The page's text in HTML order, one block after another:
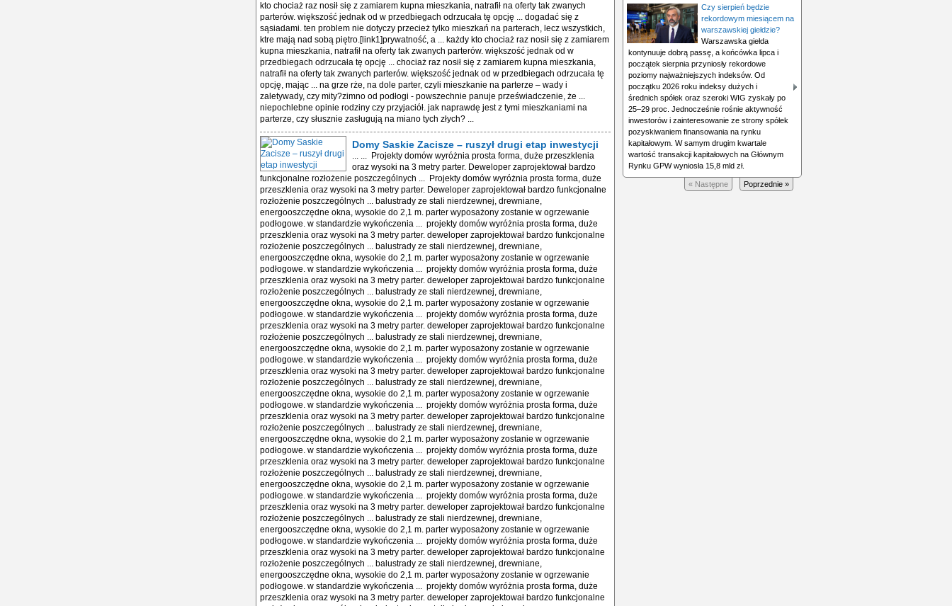
kto chociaż raz nosił się z zamiarem kupna mieszkania, natrafił na oferty tak zwanych
parterów. większość jednak od w przedbiegach odrzucała tę opcję ... dogadać się z
sąsiadami. ten problem nie dotyczy przecież tylko mieszkań na parterach, lecz wszystkich,
ktre mają nad sobą piętro.[link1]prywatność, a ... każdy kto chociaż raz nosił się z zamiarem
kupna mieszkania, natrafił na oferty tak zwanych parterów. większość jednak od w
przedbiegach odrzucała tę opcję ... chociaż raz nosił się z zamiarem kupna mieszkania,
natrafił na oferty tak zwanych parterów. większość jednak od w przedbiegach odrzucała tę
opcję, mając ... na grze rże, na dole parter, czyli mieszkanie na parterze – wady i
zaletywady, czy mity?zimno od podłogi - powszechnie panuje przeświadczenie, że ...
niepochlebne opinie rodziny czy przyjaciół. jak naprawdę jest z tymi mieszkaniami na
parterze, czy słusznie zasługują na miano tych złych? ...
Domy Saskie Zacisze – ruszył drugi etap inwestycji
... ... Projekty domów wyróżnia prosta forma, duże przeszklenia
oraz wysoki na 3 metry parter. Deweloper zaprojektował bardzo
funkcjonalne rozłożenie poszczególnych ... Projekty domów wyróżnia prosta forma, duże
przeszklenia oraz wysoki na 3 metry parter. Deweloper zaprojektował bardzo funkcjonalne
rozłożenie poszczególnych ... balustrady ze stali nierdzewnej, drewniane,
energooszczędne okna, wysokie do 2,1 m. parter wyposażony zostanie w ogrzewanie
podłogowe. w standardzie wykończenia ... projekty domów wyróżnia prosta forma, duże
przeszklenia oraz wysoki na 3 metry parter. deweloper zaprojektował bardzo funkcjonalne
rozłożenie poszczególnych ... balustrady ze stali nierdzewnej, drewniane,
energooszczędne okna, wysokie do 2,1 m. parter wyposażony zostanie w ogrzewanie
podłogowe. w standardzie wykończenia ... projekty domów wyróżnia prosta forma, duże
przeszklenia oraz wysoki na 3 metry parter. deweloper zaprojektował bardzo funkcjonalne
rozłożenie poszczególnych ... balustrady ze stali nierdzewnej, drewniane,
energooszczędne okna, wysokie do 2,1 m. parter wyposażony zostanie w ogrzewanie
podłogowe. w standardzie wykończenia ... projekty domów wyróżnia prosta forma, duże
przeszklenia oraz wysoki na 3 metry parter. deweloper zaprojektował bardzo funkcjonalne
rozłożenie poszczególnych ... balustrady ze stali nierdzewnej, drewniane,
energooszczędne okna, wysokie do 2,1 m. parter wyposażony zostanie w ogrzewanie
podłogowe. w standardzie wykończenia ... projekty domów wyróżnia prosta forma, duże
przeszklenia oraz wysoki na 3 metry parter. deweloper zaprojektował bardzo funkcjonalne
rozłożenie poszczególnych ... balustrady ze stali nierdzewnej, drewniane,
energooszczędne okna, wysokie do 2,1 m. parter wyposażony zostanie w ogrzewanie
podłogowe. w standardzie wykończenia ... projekty domów wyróżnia prosta forma, duże
przeszklenia oraz wysoki na 3 metry parter. deweloper zaprojektował bardzo funkcjonalne
rozłożenie poszczególnych ... balustrady ze stali nierdzewnej, drewniane,
energooszczędne okna, wysokie do 2,1 m. parter wyposażony zostanie w ogrzewanie
podłogowe. w standardzie wykończenia ... projekty domów wyróżnia prosta forma, duże
przeszklenia oraz wysoki na 3 metry parter. deweloper zaprojektował bardzo funkcjonalne
rozłożenie poszczególnych ... balustrady ze stali nierdzewnej, drewniane,
energooszczędne okna, wysokie do 2,1 m. parter wyposażony zostanie w ogrzewanie
podłogowe. w standardzie wykończenia ... projekty domów wyróżnia prosta forma, duże
przeszklenia oraz wysoki na 3 metry parter. deweloper zaprojektował bardzo funkcjonalne
rozłożenie poszczególnych ... balustrady ze stali nierdzewnej, drewniane,
energooszczędne okna, wysokie do 2,1 m. parter wyposażony zostanie w ogrzewanie
podłogowe. w standardzie wykończenia ... projekty domów wyróżnia prosta forma, duże
przeszklenia oraz wysoki na 3 metry parter. deweloper zaprojektował bardzo funkcjonalne
rozłożenie poszczególnych ... balustrady ze stali nierdzewnej, drewniane,
energooszczędne okna, wysokie do 2,1 m. parter wyposażony zostanie w ogrzewanie
podłogowe. w standardzie wykończenia ... projekty domów wyróżnia prosta forma, duże
przeszklenia oraz wysoki na 3 metry parter. deweloper zaprojektował bardzo funkcjonalne
Czy sierpień będzie
rekordowym miesiącem na
warszawskiej giełdzie?
Warszawska giełda
kontynuuje dobrą passę, a końcówka lipca i
początek sierpnia przyniosły rekordowe
poziomy najważniejszych indeksów. Od
początku 2026 roku indeksy dużych i
średnich spółek oraz szeroki WIG zyskały po
25–29 proc. Jednocześnie rośnie aktywność
inwestorów i zainteresowanie ze strony spółek
pozyskiwaniem finansowania na rynku
kapitałowym. W samym drugim kwartale
wartość transakcji kapitałowych na Głównym
Rynku GPW wyniosła 15,8 mld zł.
Poprzednie »
« Następne